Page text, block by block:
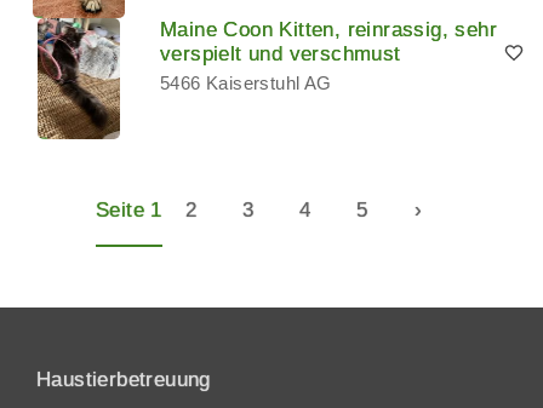
Maine Coon Kitten, reinrassig, sehr
verspielt und verschmust
5466 Kaiserstuhl AG
Seite 1 2 3 4 5 ›
Haustierbetreuung